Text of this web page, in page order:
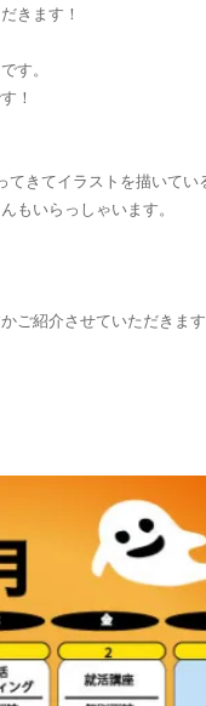
きます！
す。
！
きてイラストを描いてい
もいらっしゃいます。
ご紹介させていただきます